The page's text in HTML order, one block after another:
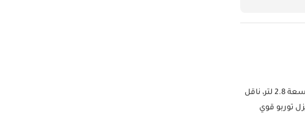
تويوتا هايس كارغو، سقف عالٍ، أبواب منزلقة مزدوجة، سعة 2.8 لتر ديزل، موديل 2025. تمتع بموثوقية لا مثيل لها مع تويوتا هايس SLWB، سقف عالٍ، سعة 2.8 لتر، ناقل
توربو قوي